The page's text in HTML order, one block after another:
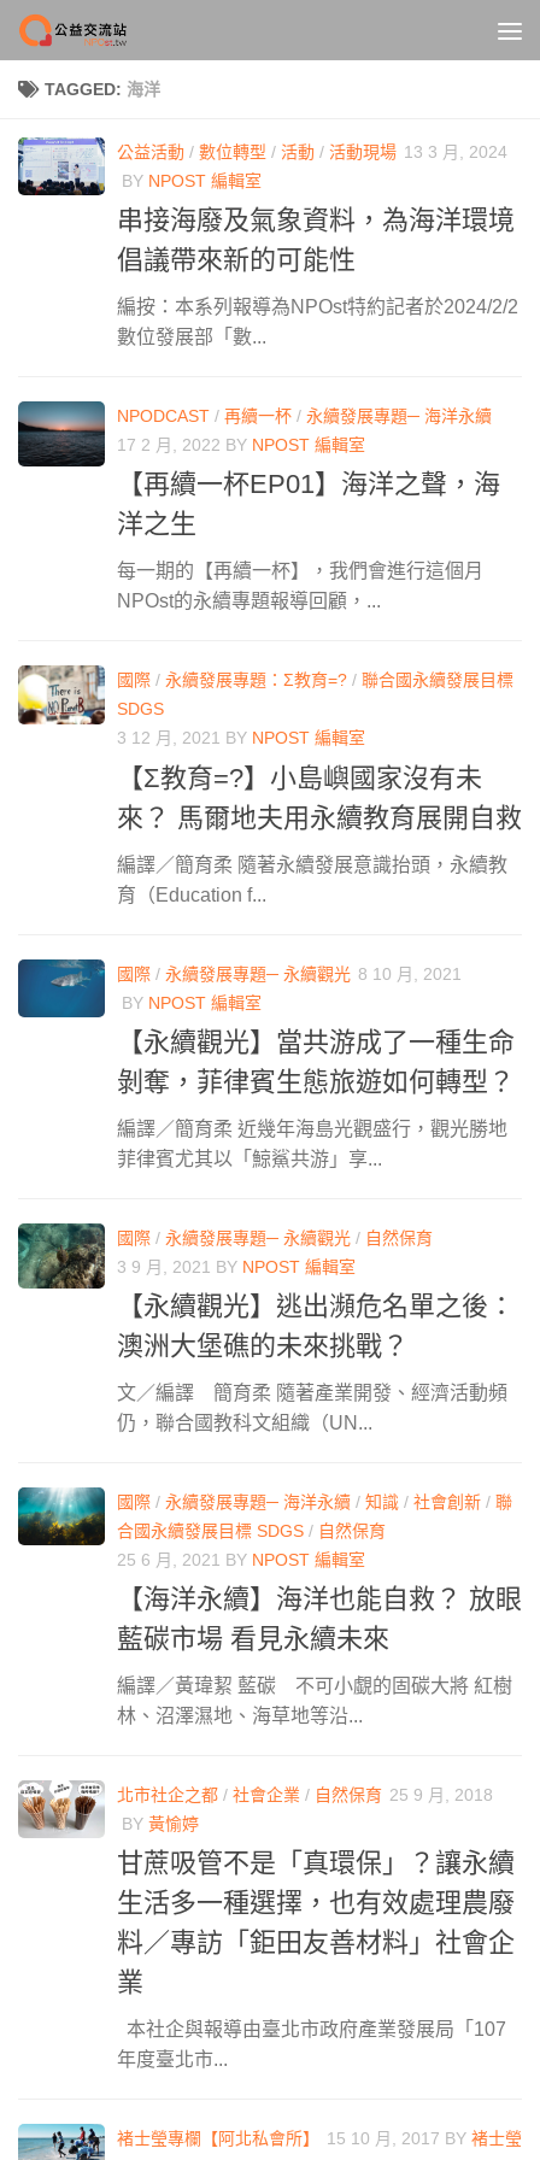
Skip to content
TAGGED: 海洋
公益活動 / 數位轉型 / 活動 / 活動現場 13 3 月, 2024
BY NPOST 編輯室
串接海廢及氣象資料，為海洋環境
倡議帶來新的可能性
編按：本系列報導為NPOst特約記者於2024/2/2
數位發展部「數...
NPODCAST / 再續一杯 / 永續發展專題─ 海洋永續
17 2 月, 2022 BY NPOST 編輯室
【再續一杯EP01】海洋之聲，海
洋之生
每一期的【再續一杯】，我們會進行這個月
NPOst的永續專題報導回顧，...
國際 / 永續發展專題：Σ教育=? / 聯合國永續發展目標
SDGS
3 12 月, 2021 BY NPOST 編輯室
【Σ教育=?】小島嶼國家沒有未
來？ 馬爾地夫用永續教育展開自救
編譯／簡育柔 隨著永續發展意識抬頭，永續教
育（Education f...
國際 / 永續發展專題─ 永續觀光 8 10 月, 2021
BY NPOST 編輯室
【永續觀光】當共游成了一種生命
剝奪，菲律賓生態旅遊如何轉型？
編譯／簡育柔 近幾年海島光觀盛行，觀光勝地
菲律賓尤其以「鯨鯊共游」享...
國際 / 永續發展專題─ 永續觀光 / 自然保育
3 9 月, 2021 BY NPOST 編輯室
【永續觀光】逃出瀕危名單之後：
澳洲大堡礁的未來挑戰？
文／編譯 簡育柔 隨著產業開發、經濟活動頻
仍，聯合國教科文組織（UN...
國際 / 永續發展專題─ 海洋永續 / 知識 / 社會創新 / 聯
合國永續發展目標 SDGS / 自然保育
25 6 月, 2021 BY NPOST 編輯室
【海洋永續】海洋也能自救？ 放眼
藍碳市場 看見永續未來
編譯／黃瑋絜 藍碳 不可小覷的固碳大將 紅樹
林、沼澤濕地、海草地等沿...
北市社企之都 / 社會企業 / 自然保育 25 9 月, 2018
BY 黃愉婷
甘蔗吸管不是「真環保」？讓永續
生活多一種選擇，也有效處理農廢
料／專訪「鉅田友善材料」社會企
業
本社企與報導由臺北市政府產業發展局「107
年度臺北市...
褚士瑩專欄【阿北私會所】 15 10 月, 2017 BY 褚士瑩